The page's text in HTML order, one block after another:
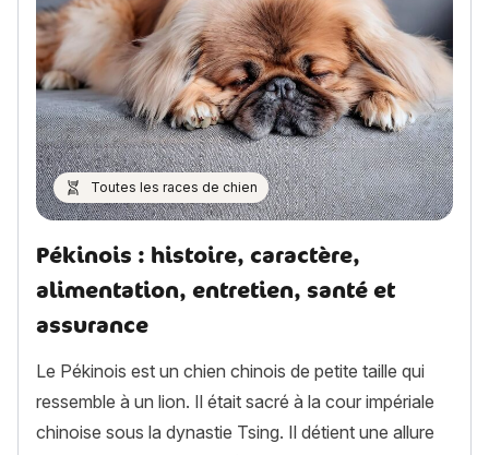
Toutes les races de chien
Pékinois : histoire, caractère,
alimentation, entretien, santé et
assurance
Le Pékinois est un chien chinois de petite taille qui
ressemble à un lion. Il était sacré à la cour impériale
chinoise sous la dynastie Tsing. Il détient une allure